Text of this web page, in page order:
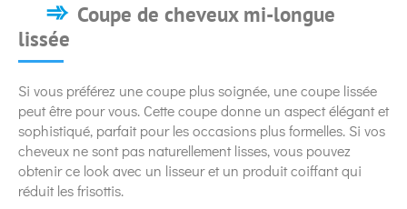
Coupe de cheveux mi-longue
lissée
Si vous préférez une coupe plus soignée, une coupe lissée
peut être pour vous. Cette coupe donne un aspect élégant et
sophistiqué, parfait pour les occasions plus formelles. Si vos
cheveux ne sont pas naturellement lisses, vous pouvez
obtenir ce look avec un lisseur et un produit coiffant qui
réduit les frisottis.